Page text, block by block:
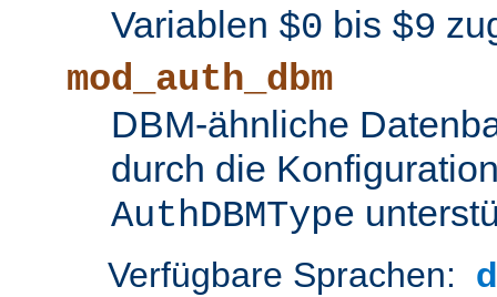
Variablen $0 bis $9
mod_auth_dbm
DBM-ähnliche
durch die
AuthDBMType
Verfügbare Sprachen: